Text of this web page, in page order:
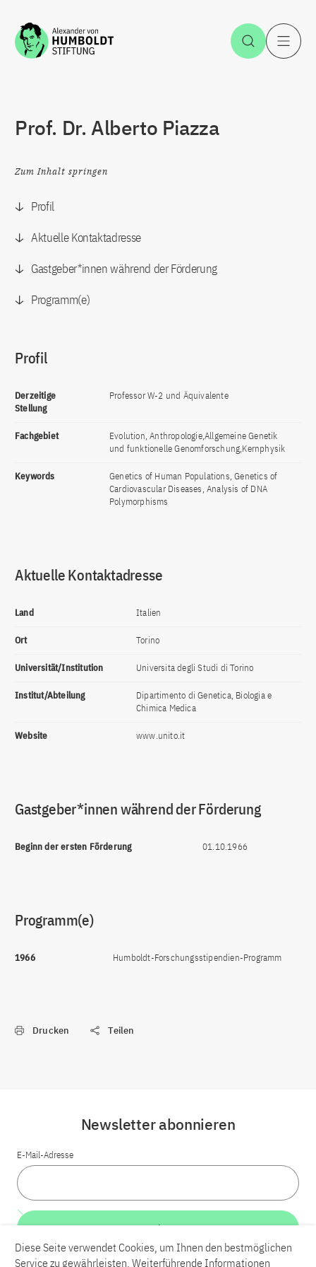
Zum Inhalt springen Suche
Prof. Dr. Alberto Piazza
Zum Inhalt springen
Profil
Aktuelle Kontaktadresse
Gastgeber*innen während der Förderung
Programm(e)
Profil
Derzeitige
Stellung
Professor W-2 und Äquivalente
Fachgebiet
Evolution, Anthropologie,Allgemeine Genetik
und funktionelle Genomforschung,Kernphysik
Keywords
Genetics of Human Populations, Genetics of
Cardiovascular Diseases, Analysis of DNA
Polymorphisms
Aktuelle Kontaktadresse
Land Italien
Ort Torino
Universität/Institution Universita degli Studi di Torino
Institut/Abteilung
Dipartimento di Genetica, Biologia e
Chimica Medica
Website www.unito.it
Gastgeber*innen während der Förderung
Beginn der ersten Förderung 01.10.1966
Programm(e)
1966 Humboldt-Forschungsstipendien-Programm
Drucken Teilen
Newsletter abonnieren
E-Mail-Adresse
Weiter
Diese Seite verwendet Cookies, um Ihnen den bestmöglichen
Service zu gewährleisten. Weiterführende Informationen